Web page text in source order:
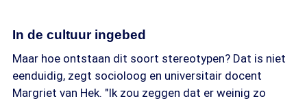
In de cultuur ingebed
Maar hoe ontstaan dit soort stereotypen? Dat is niet
eenduidig, zegt socioloog en universitair docent
Margriet van Hek. "Ik zou zeggen dat er weinig zo